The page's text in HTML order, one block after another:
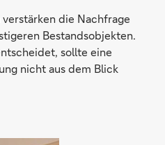
die Nachfrage
Bestandsobjekten.
sollte eine
nicht aus dem Blick